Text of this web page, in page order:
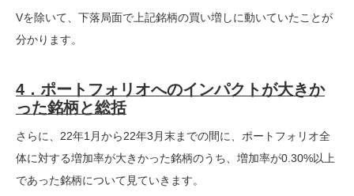
Vを除いて、下落局面で上記銘柄の買い増しに動いていたことが
分かります。
4．ポートフォリオへのインパクトが大きか
った銘柄と総括
さらに、22年1月から22年3月末までの間に、ポートフォリオ全
体に対する増加率が大きかった銘柄のうち、増加率が0.30%以上
であった銘柄について見ていきます。